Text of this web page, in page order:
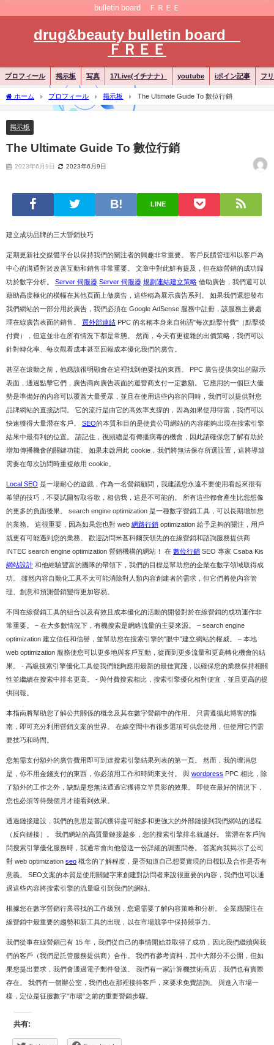
bulletin board ＦＲＥＥ
drug&beauty bulletin board
ＦＲＥＥ
プロフィール 掲示板 写真 17Live(イチナナ） youtube iポイン記事 フ
ホーム プロフィール 掲示板 The Ultimate Guide To 數位行銷
掲示板
The Ultimate Guide To 數位行銷
2023年6月9日 2023年6月9日
LINE
建立成功品牌的三大營銷技巧
定期更新社交媒體平台以保持我們的關注者的興趣非常重要。 客戶反饋管理和以客戶為
中心的溝通對於改善互動和銷售非常重要。 文章中對此鮮有提及，但在線營銷的成功歸
功於數字分析。 Server 伺服器 Server 伺服器 規劃連結建立策略 借助廣告，我們還可以
藉助高度極化的橫幅在其他頁面上做廣告，這些稱為展示廣告系列。 如果我們還想發布
我們網站的一部分用於廣告，我們必須在 Google AdSense 服務中註冊，該服務主要處
理在線廣告表面的銷售。 買外部連結 PPC 的名稱本身來自術語"每次點擊付費"（點擊後
付費），但這並非在所有情況下都是常態。 然而，今天有更複雜的出價策略，我們可以
針對轉化率、每次觀看成本甚至回報成本優化我們的廣告。
甚至在滾動之前，他應該很明顯會在這裡找到他要找的東西。 PPC 廣告提供突出的顯示
表面，通過點擊它們，廣告商向廣告表面的運營商支付一定數額。 它應用的一個巨大優
勢是準備好的內容可以覆蓋大量受眾，並且在使用這些內容的同時，我們可以提供對您
品牌網站的直接訪問。 它的流行是由它的高效率支撐的，因為如果使用得當，我們可以
快速獲得大量潛在客戶。 SEO的本質和目的是使貴公司網站的內容能夠出現在搜索引擎
結果中最有利的位置。 請記住，視頻總是有傳播病毒的機會，因此請確保您了解有助於
增加傳播機會的關鍵功能。 如果未啟用此 cookie，我們將無法保存所選設置，這將導致
需要在每次訪問時重複啟用 cookie。
Local SEO 是一場耐心的遊戲，作為一名營銷顧問，我建議您永遠不要使用看起來很有
希望的技巧，不要試圖智取谷歌，相信我，這是不可能的。 所有這些都會產生比您想像
的更多的負面後果。 search engine optimization 是一種數字營銷工具，可以長期增加您
的業務。 這很重要，因為如果您也對 web 網路行銷 optimization 給予足夠的關注，用戶
就更有可能遇到您的業務。 歡迎訪問米甚科爾茨領先的在線營銷和諮詢服務提供商
INTEC search engine optimization 營銷機構的網站！ 在 數位行銷 SEO 專家 Csaba Kis
網站設計 和他經驗豐富的團隊的帶領下，我們的目標是幫助您的企業在數字領域取得成
功。 雖然內容自動化工具不太可能消除對人類內容創建者的需求，但它們將使內容管
理、創意和預測營銷變得更加容易。
不同在線營銷工具的組合以及有效且成本優化的活動的開發對於在線營銷的成功運作非
常重要。 – 在大多數情況下，有機搜索是網絡流量的主要來源。 – search engine
optimization 建立信任和信譽，並幫助您在搜索引擎的"眼中"建立網站的權威。 – 本地
web optimization 服務使您可以更多地與客戶互動，從而到更多流量和更高轉化機會的結
果。 - 高級搜索引擎優化工具使我們能夠應用最新的最佳實踐，以確保您的業務保持相關
性並繼續在搜索中排名更高。 - 與付費搜索相比，搜索引擎優化相對便宜，並且更高的提
供回報。
本指南將幫助您了解公共關係的概念及其在數字營銷中的作用。 只需遵循此博客的指
南，即可充分利用營銷文案的世界。 在線空間中有很多選項可供您使用，但使用它們需
要技巧和時間。
您無需支付額外的廣告費用即可到達搜索引擎結果列表的第一頁。 然而，我的壞消息
是，你不用金錢支付的東西，你必須用工作和時間來支付。 與 wordpress PPC 相比，除
了額外的工作之外，缺點是您無法通過它獲得立竿見影的效果。 即使在最好的情況下，
您也必須等待幾個月才能看到效果。
通過鏈接建設，我們的意思是嘗試獲得盡可能多和更強大的外部鏈接到我們網站的過程
（反向鏈接）。 我們網站的高質量鏈接越多，您的搜索引擎排名就越好。 當潛在客戶詢
問搜索引擎優化服務時，我通常會向他發送一份詳細的調查問卷。 答案向我揭示了公司
對 web optimization seo 概念的了解程度，是否知道自己想要實現的目標以及合作是否有
意義。 SEO文案的本質是使用關鍵字來創建對訪問者來說很重要的內容，我們也可以通
過這些內容將搜索引擎的流量吸引到我們的網站。
根據您在數字營銷行業尋找的工作級別，您還需要了解內容策略和分析。 企業應關注在
線營銷中最重要的趨勢和新工具的出現，以在市場競爭中保持競爭力。
我們從事在線營銷已有 15 年，我們從自己的事情開始並取得了成功，因此我們繼續與我
們的客戶（我們是託管服務提供商）合作。 我們有參考資料，其中大部分不公開，但如
果您提出要求，我們會通過電子郵件發送。 我們有一家計算機技術商店，我們也有實際
存在。 我們有一個辦公室，我們也在那裡接待客戶，來要求免費諮詢。 與進入市場一
樣，定位是征服數字"市場"之前的重要營銷步驟。
共有: